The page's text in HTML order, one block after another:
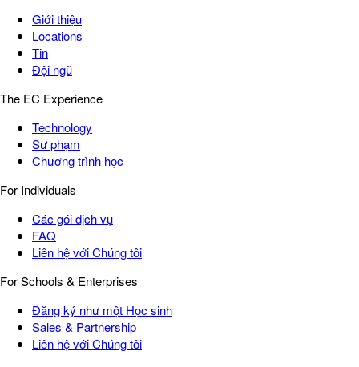
Giới thiệu
Locations
Tin
Đội ngũ
The EC Experience
Technology
Sư phạm
Chương trình học
For Individuals
Các gói dịch vụ
FAQ
Liên hệ với Chúng tôi
For Schools & Enterprises
Đăng ký như một Học sinh
Sales & Partnership
Liên hệ với Chúng tôi